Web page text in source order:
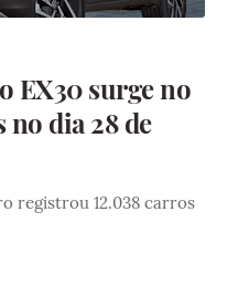
EX30 surge no
no dia 28 de
registrou 12.038 carros